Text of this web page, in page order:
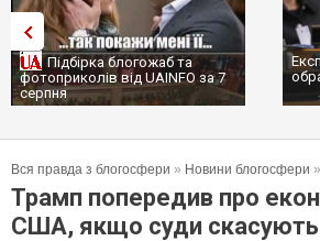
Підбірка блогожаб та
фотоприколів від UAINFO за 7
серпня
Вся правда з блогосфери » Новини блогосфери »
Трамп попередив про
США, якщо суди скасують